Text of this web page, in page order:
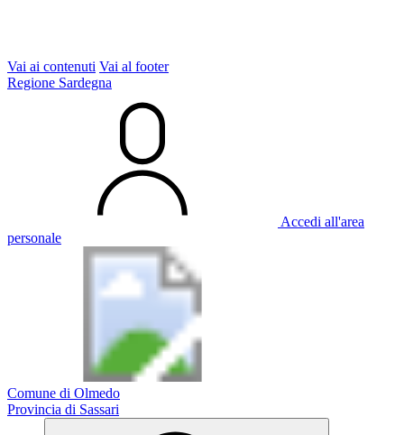
Vai ai contenuti Vai al footer
Regione Sardegna
Accedi all'area
personale
Comune di Olmedo
Provincia di Sassari